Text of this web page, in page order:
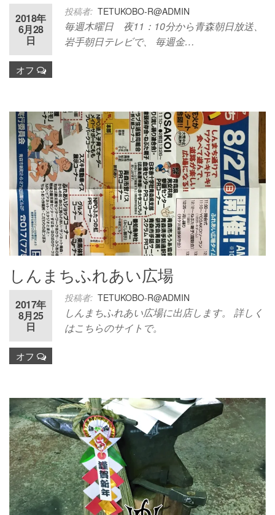
投稿者: TETUKOBO-R@ADMIN
2018年
6月28
日
オフ
毎週木曜日 夜11：10分から青森朝日放送、
岩手朝日テレビで、 毎週金…
しんまちふれあい広場
投稿者: TETUKOBO-R@ADMIN
2017年
8月25
日
オフ
しんまちふれあい広場に出店します。 詳しく
はこちらのサイトで。